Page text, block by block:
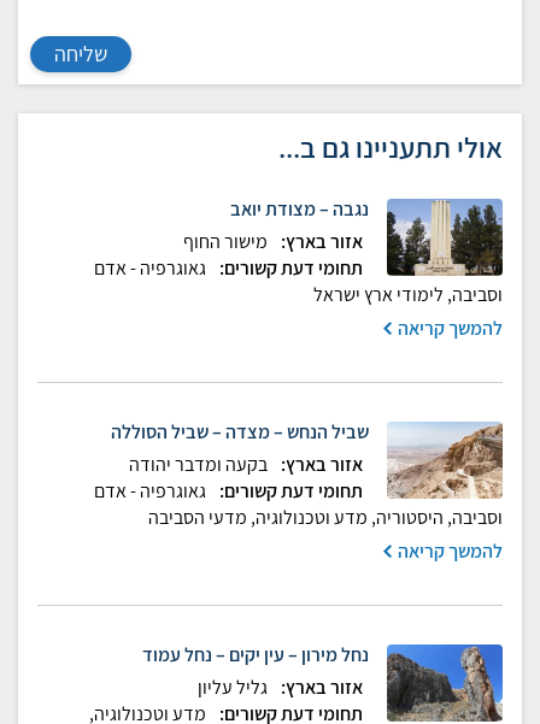
שליחה
אולי תתעניינו גם ב...
נגבה – מצודת יואב
אזור בארץ:
מישור החוף
תחומי דעת קשורים: גאוגרפיה - אדם
וסביבה, לימודי ארץ ישראל
להמשך קריאה
שביל הנחש – מצדה – שביל הסוללה
אזור בארץ: בקעה ומדבר יהודה
תחומי דעת קשורים: גאוגרפיה - אדם
וסביבה, היסטוריה, מדע וטכנולוגיה, מדעי הסביבה
להמשך קריאה
נחל מירון – עין יקים – נחל עמוד
אזור בארץ: גליל עליון
תחומי דעת קשורים:
מדע וטכנולוגיה,